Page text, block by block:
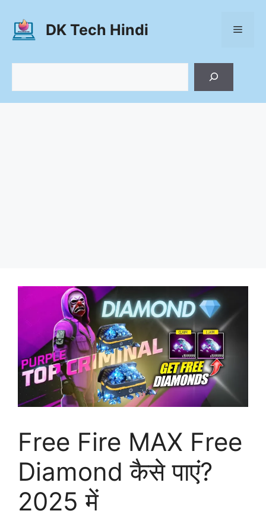
content
DK Tech Hindi Menu
Free Fire MAX Free
Diamond कैसे पाएं?
2025 में